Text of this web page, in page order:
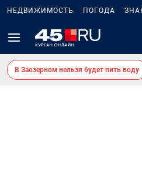
НЕДВИЖИМОСТЬ ПОГОДА
В Заозерном нельзя будет пить воду